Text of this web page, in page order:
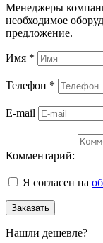
Менеджеры
необходимое
предложение.
Имя *
Телефон *
E-mail
Комментарий:
Я согласен на
Заказать
Нашли дешевле?